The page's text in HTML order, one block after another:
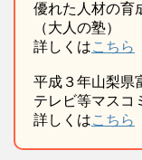
優れた人材の
（大人の塾）
詳しくはこちら
平成３年山梨
テレビ等マスコ
詳しくはこちら